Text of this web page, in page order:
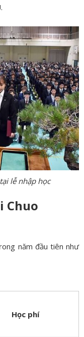
lễ nhập học
Chuo
năm đầu tiên như
Học phí